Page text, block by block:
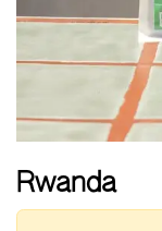
Rwanda